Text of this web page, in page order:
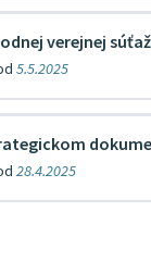
verejnej
5.5.2025
28.4.2025